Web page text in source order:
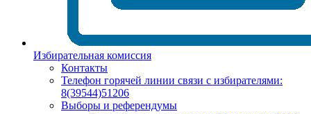
Избирательная комиссия
Контакты
Телефон горячей линии связи с избирателями:
8(39544)51206
Выборы и референдумы